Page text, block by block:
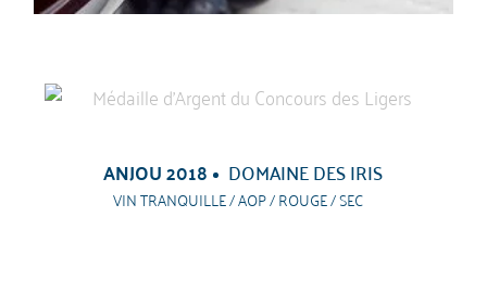
ANJOU 2018 DOMAINE DES IRIS
VIN TRANQUILLE / AOP / ROUGE / SEC